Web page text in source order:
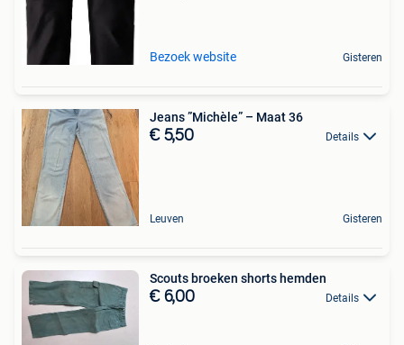
Bezoek website Gisteren
Jeans ”Michèle” – Maat 36
€ 5,50 Details
Leuven Gisteren
Scouts broeken shorts hemden
€ 6,00 Details